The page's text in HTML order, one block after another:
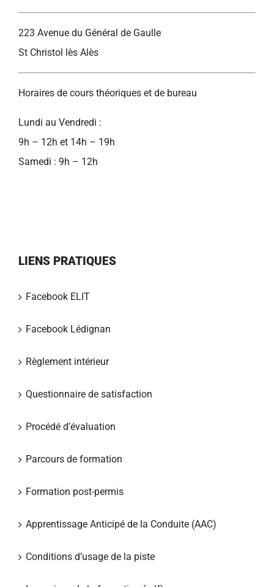
223 Avenue du Général de Gaulle
St Christol lès Alès
Horaires de cours théoriques et de bureau
Lundi au Vendredi :
9h – 12h et 14h – 19h
Samedi : 9h – 12h
LIENS PRATIQUES
Facebook ELIT
Facebook Lédignan
Règlement intérieur
Questionnaire de satisfaction
Procédé d’évaluation
Parcours de formation
Formation post-permis
Apprentissage Anticipé de la Conduite (AAC)
Conditions d’usage de la piste